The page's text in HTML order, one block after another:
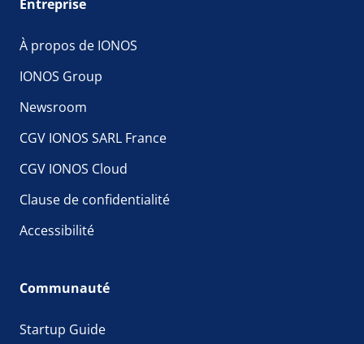
Entreprise
À propos de IONOS
IONOS Group
Newsroom
CGV IONOS SARL France
CGV IONOS Cloud
Clause de confidentialité
Accessibilité
Communauté
Startup Guide